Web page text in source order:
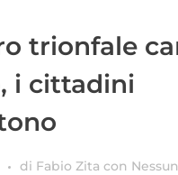
trionfale
i cittadini
di Fabio Zita con